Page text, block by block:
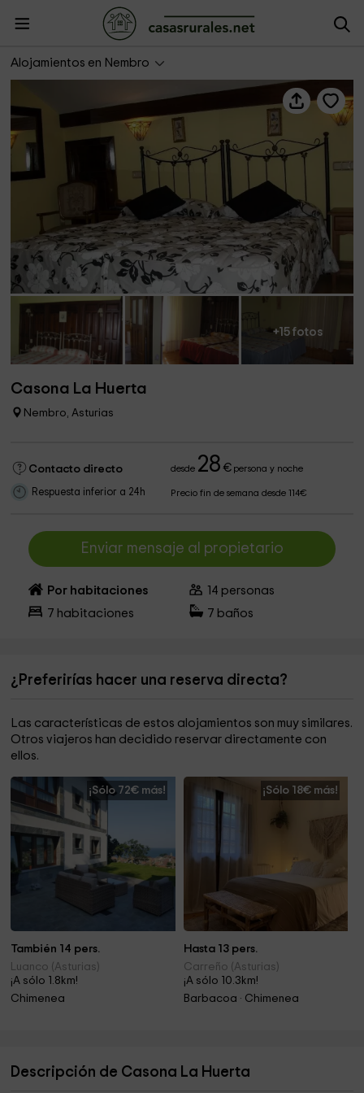
Alojamientos en Nembro
+15 fotos
Casona La Huerta
Nembro, Asturias
Contacto directo desde 28 €persona y noche
Respuesta inferior a 24h Precio fin de semana desde 114€
Enviar mensaje al propietario
Por habitaciones 14 personas
7 habitaciones 7 baños
¿Preferirías hacer una reserva directa?
Las características de estos alojamientos son muy similares.
Otros viajeros han decidido reservar directamente con
ellos.
¡Sólo 72€ más!
También 14 pers.
Luanco (Asturias)
¡A sólo 1.8km!
Chimenea
¡Sólo 18€ más!
Hasta 13 pers.
Carreño (Asturias)
¡A sólo 10.3km!
Barbacoa · Chimenea
Descripción de Casona La Huerta